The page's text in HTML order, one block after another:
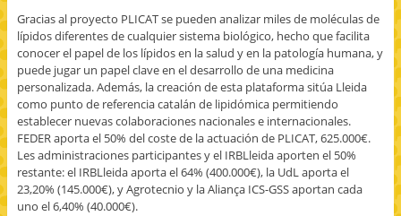
Gracias al proyecto PLICAT se pueden analizar miles de moléculas de
lípidos diferentes de cualquier sistema biológico, hecho que facilita
conocer el papel de los lípidos en la salud y en la patología humana, y
puede jugar un papel clave en el desarrollo de una medicina
personalizada. Además, la creación de esta plataforma sitúa Lleida
como punto de referencia catalán de lipidómica permitiendo
establecer nuevas colaboraciones nacionales e internacionales.
FEDER aporta el 50% del coste de la actuación de PLICAT, 625.000€.
Les administraciones participantes y el IRBLleida aporten el 50%
restante: el IRBLleida aporta el 64% (400.000€), la UdL aporta el
23,20% (145.000€), y Agrotecnio y la Aliança ICS-GSS aportan cada
uno el 6,40% (40.000€).